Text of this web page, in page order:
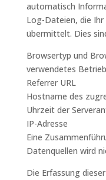
automatisch
Log-Dateien, die
übermittelt. Dies
Browsertyp und
verwendetes
Referrer URL
Hostname des
Uhrzeit der
IP-Adresse
Eine
Datenquellen wird
Die Erfassung